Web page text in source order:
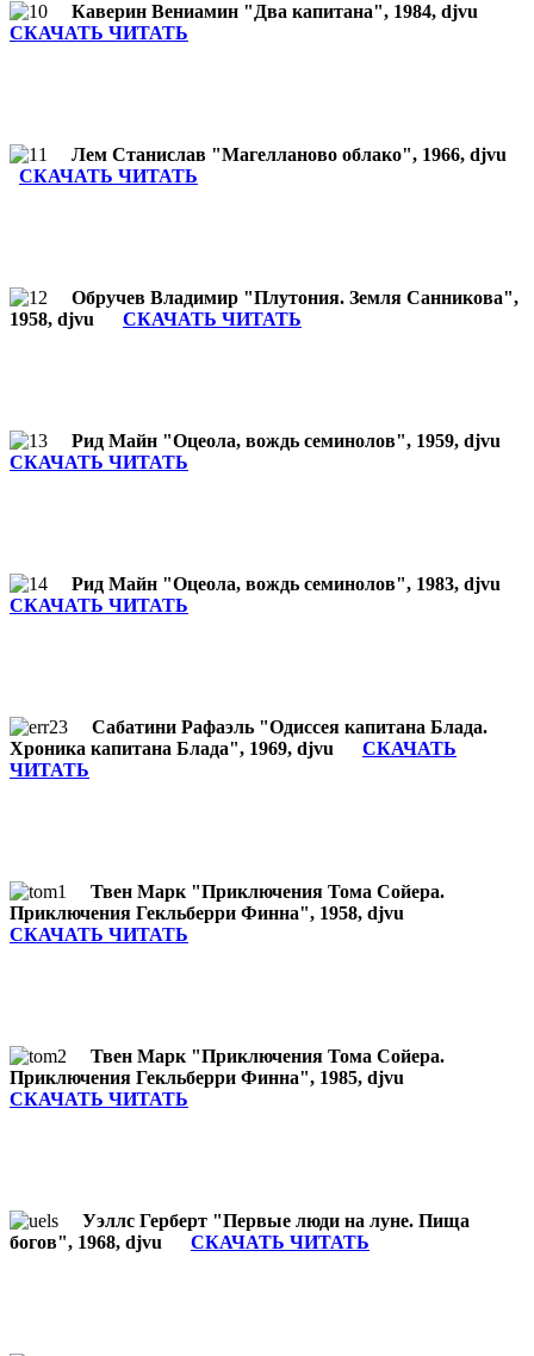
Каверин Вениамин "Два капитана", 1984, djvu
СКАЧАТЬ ЧИТАТЬ
Лем Станислав "Магелланово облако", 1966, djvu
СКАЧАТЬ ЧИТАТЬ
Обручев Владимир "Плутония. Земля Санникова",
1958, djvu СКАЧАТЬ ЧИТАТЬ
Рид Майн "Оцеола, вождь семинолов", 1959, djvu
СКАЧАТЬ ЧИТАТЬ
Рид Майн "Оцеола, вождь семинолов", 1983, djvu
СКАЧАТЬ ЧИТАТЬ
Сабатини Рафаэль "Одиссея капитана Блада.
Хроника капитана Блада", 1969, djvu СКАЧАТЬ
ЧИТАТЬ
Твен Марк "Приключения Тома Сойера.
Приключения Гекльберри Финна", 1958, djvu
СКАЧАТЬ ЧИТАТЬ
Твен Марк "Приключения Тома Сойера.
Приключения Гекльберри Финна", 1985, djvu
СКАЧАТЬ ЧИТАТЬ
Уэллс Герберт "Первые люди на луне. Пища
богов", 1968, djvu СКАЧАТЬ ЧИТАТЬ